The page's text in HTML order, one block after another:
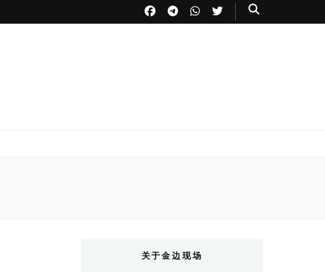
关于金边现场